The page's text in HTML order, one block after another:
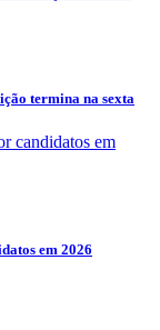
termina na sexta
em 2026